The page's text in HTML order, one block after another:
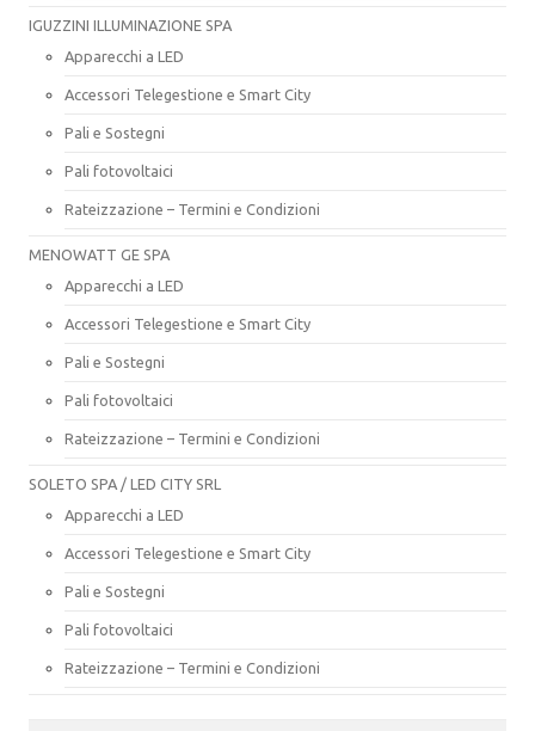
IGUZZINI ILLUMINAZIONE SPA
Apparecchi a LED
Accessori Telegestione e Smart City
Pali e Sostegni
Pali fotovoltaici
Rateizzazione – Termini e Condizioni
MENOWATT GE SPA
Apparecchi a LED
Accessori Telegestione e Smart City
Pali e Sostegni
Pali fotovoltaici
Rateizzazione – Termini e Condizioni
SOLETO SPA / LED CITY SRL
Apparecchi a LED
Accessori Telegestione e Smart City
Pali e Sostegni
Pali fotovoltaici
Rateizzazione – Termini e Condizioni